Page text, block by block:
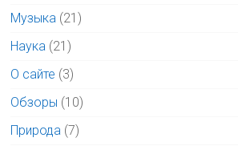
Музыка (21)
Наука (21)
О сайте (3)
Обзоры (10)
Природа (7)